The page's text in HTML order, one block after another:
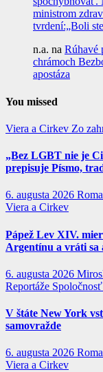
ministrom
tvrdení:„Boli
n.a. na Rúhavé
chrámoch
apostáza
You missed
Viera a Cirkev Zo
„Bez LGBT nie je
prepisuje Písmo,
6. augusta 2026
Viera a Cirkev
Pápež Lev XIV.
Argentínu a vráti sa
6. augusta 2026
Reportáže
V štáte New York
samovražde
6. augusta 2026
Viera a Cirkev